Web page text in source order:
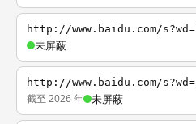
http://www.baidu.com/
未屏蔽
http://www.baidu.com/
截至 2026 年 未屏蔽